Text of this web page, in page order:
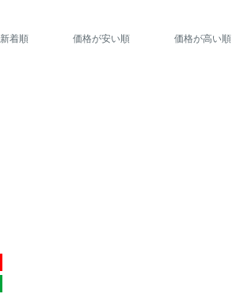
新着順 価格が安い順 価格が高い順